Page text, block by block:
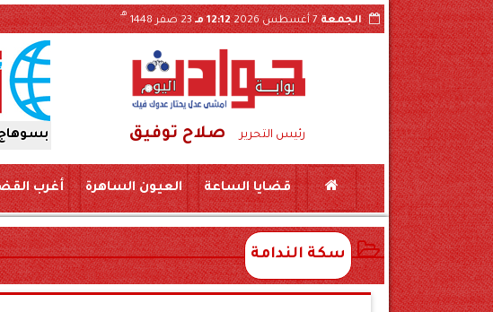
الجمعة7 أغسطس 2026 12:12 مـ 23 صفر 1448
هـ
رئيس التحرير صلاح توفيق
سقوط شبكة تصنيع مواد مخدرة بسوهاج..حبس طبيبين و10 صيادلة وموظفين بشركة أدوية 15 يومًا على ذمة بجرجا
قضايا الساعة العيون الساهرة أغرب
سكة الندامة